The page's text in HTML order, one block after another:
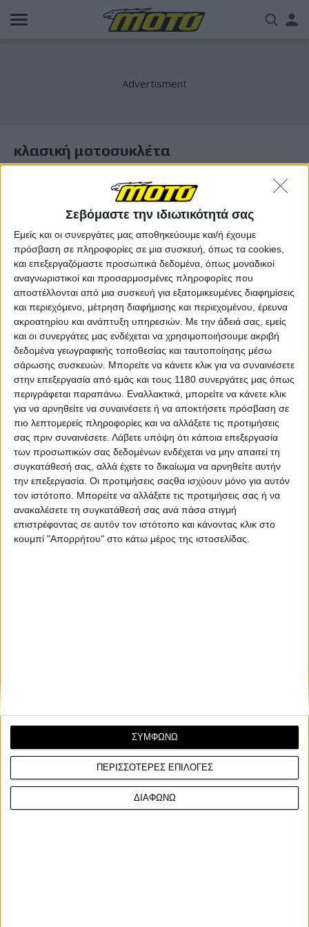
Σεβόμαστε την ιδιωτικότητά σας
Εμείς και οι συνεργάτες μας αποθηκεύουμε και/ή έχουμε
πρόσβαση σε πληροφορίες σε μια συσκευή, όπως τα cookies,
και επεξεργαζόμαστε προσωπικά δεδομένα, όπως μοναδικοί
αναγνωριστικοί και προσαρμοσμένες πληροφορίες που
αποστέλλονται από μια συσκευή για εξατομικευμένες διαφημίσεις
και περιεχόμενο, μέτρηση διαφήμισης και περιεχομένου, έρευνα
ακροατηρίου και ανάπτυξη υπηρεσιών. Με την άδειά σας, εμείς
και οι συνεργάτες μας ενδέχεται να χρησιμοποιήσουμε ακριβή
δεδομένα γεωγραφικής τοποθεσίας και ταυτοποίησης μέσω
σάρωσης συσκευών. Μπορείτε να κάνετε κλικ για να συναινέσετε
στην επεξεργασία από εμάς και τους 1180 συνεργάτες μας όπως
περιγράφεται παραπάνω. Εναλλακτικά, μπορείτε να κάνετε κλικ
για να αρνηθείτε να συναινέσετε ή να αποκτήσετε πρόσβαση σε
πιο λεπτομερείς πληροφορίες και να αλλάξετε τις προτιμήσεις
σας πριν συναινέσετε. Λάβετε υπόψη ότι κάποια επεξεργασία
των προσωπικών σας δεδομένων ενδέχεται να μην απαιτεί τη
συγκατάθεσή σας, αλλά έχετε το δικαίωμα να αρνηθείτε αυτήν
την επεξεργασία. Οι προτιμήσεις σαςθα ισχύουν μόνο για αυτόν
τον ιστότοπο. Μπορείτε να αλλάξετε τις προτιμήσεις σας ή να
ανακαλέσετε τη συγκατάθεσή σας ανά πάσα στιγμή
επιστρέφοντας σε αυτόν τον ιστότοπο και κάνοντας κλικ στο
κουμπί "Απορρήτου" στο κάτω μέρος της ιστοσελίδας.
ΠΕΡΙΣΣΟΤΕΡΕΣ ΕΠΙΛΟΓΕΣ
ΔΙΑΦΩΝΩ
ΣΥΜΦΩΝΩ
Παράκαμψη
προς
κλασική μοτοσυκλέτα
Επικαιρότητα 3/6/2026
Παζάρι κλασικών μοτοσυκλετών και
ανταλλακτικών στο κατάστημα του πρωταθλητή
Βασίλη Γουρουνά
Παζάρι με κλασικές μοτοσυκλέτες, πολλά ανταλλακτικά και
άλλα μοναδικά αντικείμενα του παλιού αγωνιζόμενου και
πρωταθλητή Βασίλη Γουρουνά περιμένει όσους επισκεφτούν
το κατάστημά του στην Καισαριανή το...
Λέσχες
Έκθεση Ιστορικής Μοτοσυκλέτας στο χώρο του
Ζαππείου την Κυριακή 15 Ιουνίου
Την Κυριακή 15 Ιουνίου, ώρες 9:00 - 13:00, η Ελληνική Λέσχη